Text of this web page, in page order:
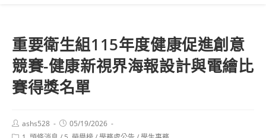
重要衛生組115年度健康促進創意
競賽-健康新視界海報設計與電繪比
賽得獎名單
Post
author:
ashs528
Post
published:
05/19/2026